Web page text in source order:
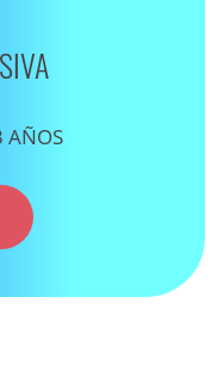
AÑOS